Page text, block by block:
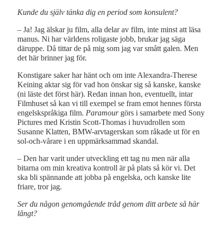
Kunde du själv tänka dig en period som konsulent?
– Ja! Jag älskar ju film, alla delar av film, inte minst att läsa
manus. Ni har världens roligaste jobb, brukar jag säga
däruppe. Då tittar de på mig som jag var smått galen. Men
det här brinner jag för.
Konstigare saker har hänt och om inte Alexandra-Therese
Keining aktar sig för vad hon önskar sig så kanske, kanske
(ni läste det först här). Redan innan hon, eventuellt, intar
Filmhuset så kan vi till exempel se fram emot hennes första
engelskspråkiga film. Paramourgörs i samarbete med Sony
Pictures med Kristin Scott-Thomas i huvudrollen som
Susanne Klatten, BMW-arvtagerskan som råkade ut för en
sol-och-vårare i en uppmärksammad skandal.
– Den har varit under utveckling ett tag nu men när alla
bitarna om min kreativa kontroll är på plats så kör vi. Det
ska bli spännande att jobba på engelska, och kanske lite
friare, tror jag.
Ser du någon genomgående tråd genom ditt arbete så här
långt?